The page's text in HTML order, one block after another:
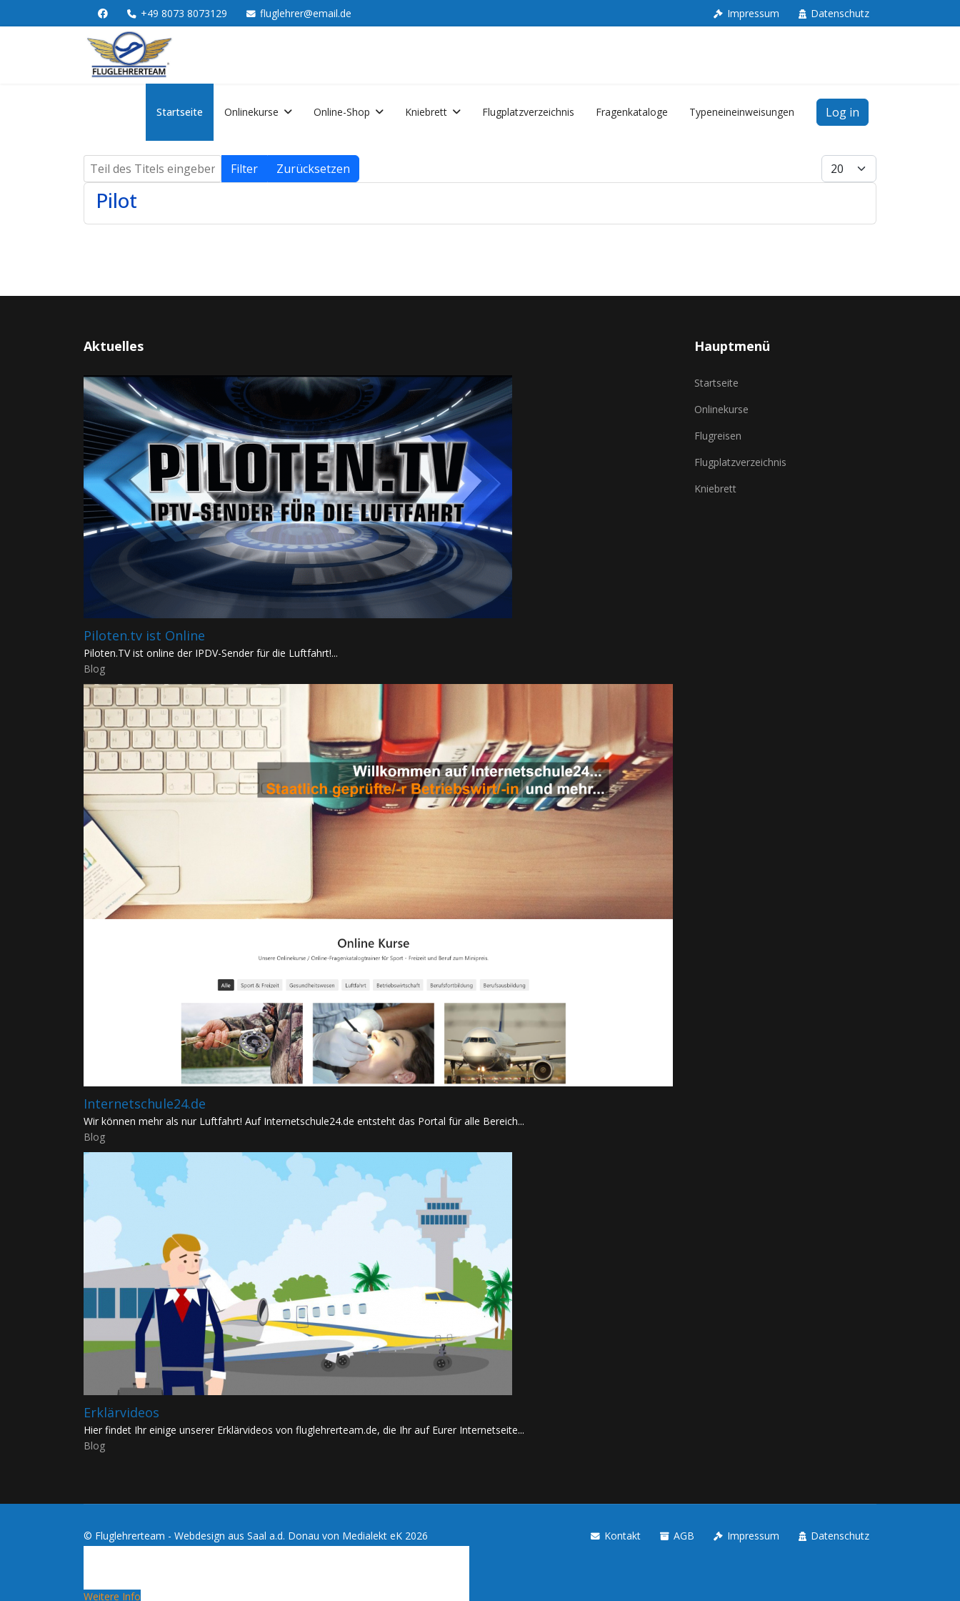
+49 8073 8073129 fluglehrer@email.de Impressum Datenschutz
Startseite Onlinekurse Online-Shop Kniebrett Flugplatzverzeichnis Fragenkataloge Typeneineinweisungen Log in
Teil des Titels eingeben Filter Zurücksetzen Anzeige #
Pilot
Aktuelles
Piloten.tv ist Online
Piloten.TV ist online der IPDV-Sender für die Luftfahrt!...
Blog
Internetschule24.de
Wir können mehr als nur Luftfahrt! Auf Internetschule24.de entsteht das Portal für alle Bereich...
Blog
Erklärvideos
Hier findet Ihr einige unserer Erklärvideos von fluglehrerteam.de, die Ihr auf Eurer Internetseite...
Blog
Hauptmenü
Startseite
Onlinekurse
Flugreisen
Flugplatzverzeichnis
Kniebrett
© Fluglehrerteam - Webdesign aus Saal a.d. Donau von Medialekt eK 2026
Weitere Info
Kontakt AGB Impressum Datenschutz